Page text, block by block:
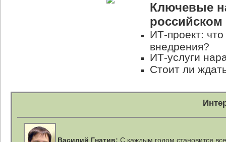
Ключевые
ИТ-проект:
внедрения?
ИТ-услуги
Стоит ли
Василий Гнатив: С каждым годом становится